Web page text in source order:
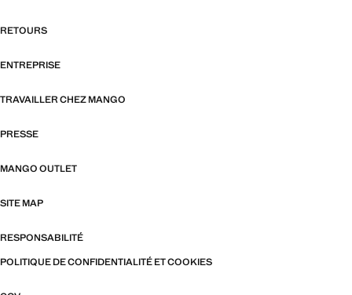
RETOURS
ENTREPRISE
TRAVAILLER CHEZ MANGO
PRESSE
MANGO OUTLET
SITE MAP
RESPONSABILITÉ
POLITIQUE DE CONFIDENTIALITÉ ET COOKIES